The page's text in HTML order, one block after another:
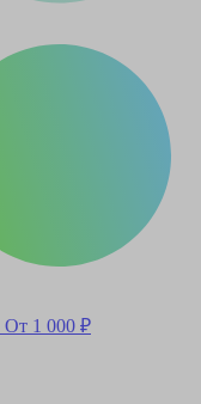
От 1 000 ₽